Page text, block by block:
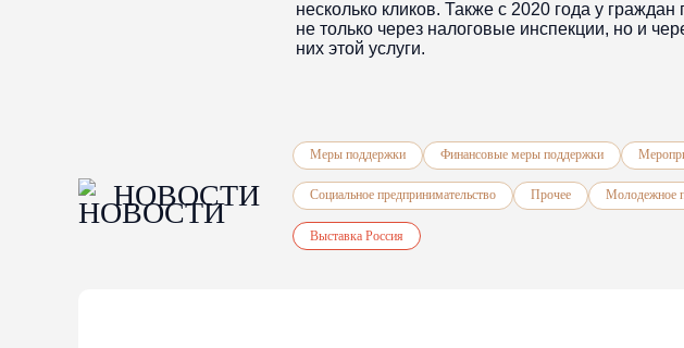
несколько кликов. Также с 2020 года у
не только через налоговые инспекции, но и
них этой услуги.
НОВОСТИ
Меры поддержки Финансовые меры поддержки
Социальное предпринимательство Прочее Молодежное
Выставка Россия